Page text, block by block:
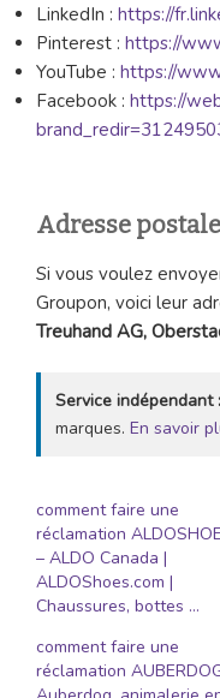
LinkedIn : https://
Pinterest : https://
YouTube : https://
Facebook : https://
Adresse
Si vous voulez
Groupon, voici leur
Treuhand AG,
Service indépendant :
marques. En savoir
comment faire une
réclamation
– ALDO Canada |
ALDOShoes.com |
Chaussures, bottes …
comment faire une
réclamation